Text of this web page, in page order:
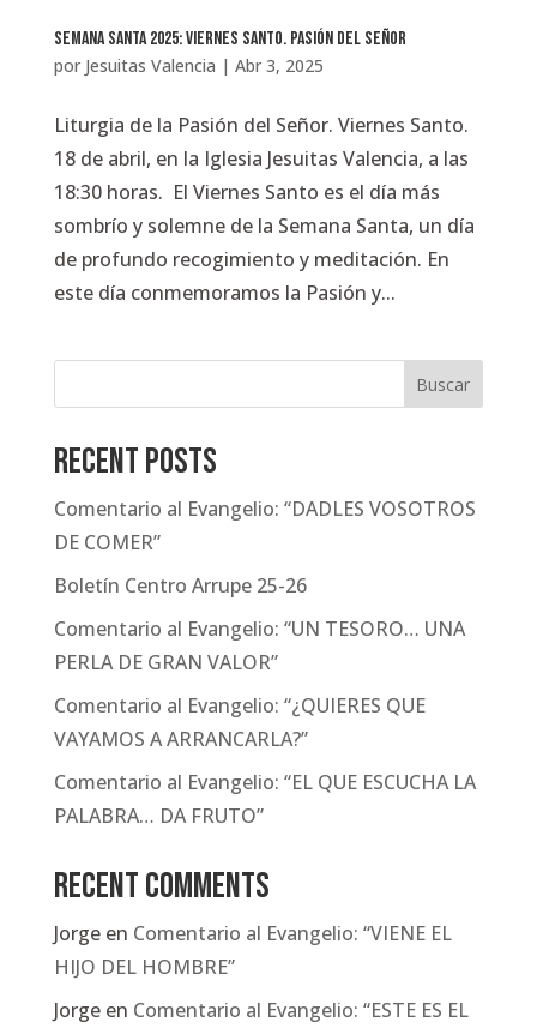
Semana Santa 2025: Viernes Santo. Pasión del Señor
por Jesuitas Valencia | Abr 3, 2025
Liturgia de la Pasión del Señor. Viernes Santo.
18 de abril, en la Iglesia Jesuitas Valencia, a las
18:30 horas. El Viernes Santo es el día más
sombrío y solemne de la Semana Santa, un día
de profundo recogimiento y meditación. En
este día conmemoramos la Pasión y...
Buscar
Recent Posts
Comentario al Evangelio: “DADLES VOSOTROS
DE COMER”
Boletín Centro Arrupe 25-26
Comentario al Evangelio: “UN TESORO… UNA
PERLA DE GRAN VALOR”
Comentario al Evangelio: “¿QUIERES QUE
VAYAMOS A ARRANCARLA?”
Comentario al Evangelio: “EL QUE ESCUCHA LA
PALABRA… DA FRUTO”
Recent Comments
Jorgeen Comentario al Evangelio: “VIENE EL
HIJO DEL HOMBRE”
Jorgeen Comentario al Evangelio: “ESTE ES EL